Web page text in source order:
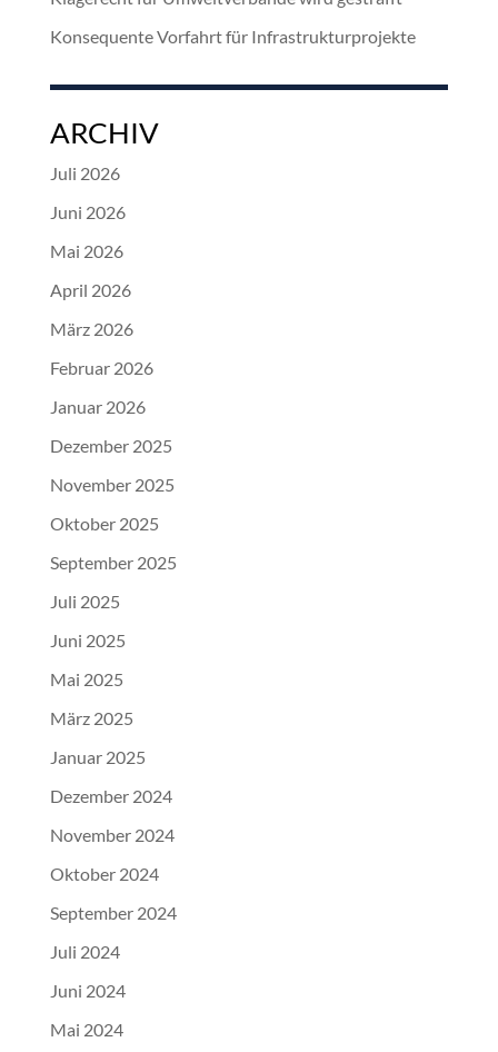
Konsequente Vorfahrt für Infrastrukturprojekte
ARCHIV
Juli 2026
Juni 2026
Mai 2026
April 2026
März 2026
Februar 2026
Januar 2026
Dezember 2025
November 2025
Oktober 2025
September 2025
Juli 2025
Juni 2025
Mai 2025
März 2025
Januar 2025
Dezember 2024
November 2024
Oktober 2024
September 2024
Juli 2024
Juni 2024
Mai 2024